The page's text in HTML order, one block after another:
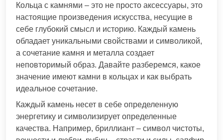
Кольца с камнями – это не просто аксессуары, это
настоящие произведения искусства, несущие в
себе глубокий смысл и историю. Каждый камень
обладает уникальными свойствами и символикой,
а сочетание камня и металла создает
неповторимый образ. Давайте разберемся, какое
значение имеют камни в кольцах и как выбрать
идеальное сочетание.
Каждый камень несет в себе определенную
энергетику и символизирует определенные
качества. Например, бриллиант – символ чистоты,